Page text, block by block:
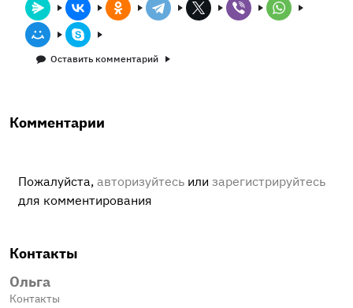
Оставить комментарий
Комментарии
Пожалуйста, авторизуйтесь или зарегистрируйтесь
для комментирования
Контакты
Ольга
Контакты